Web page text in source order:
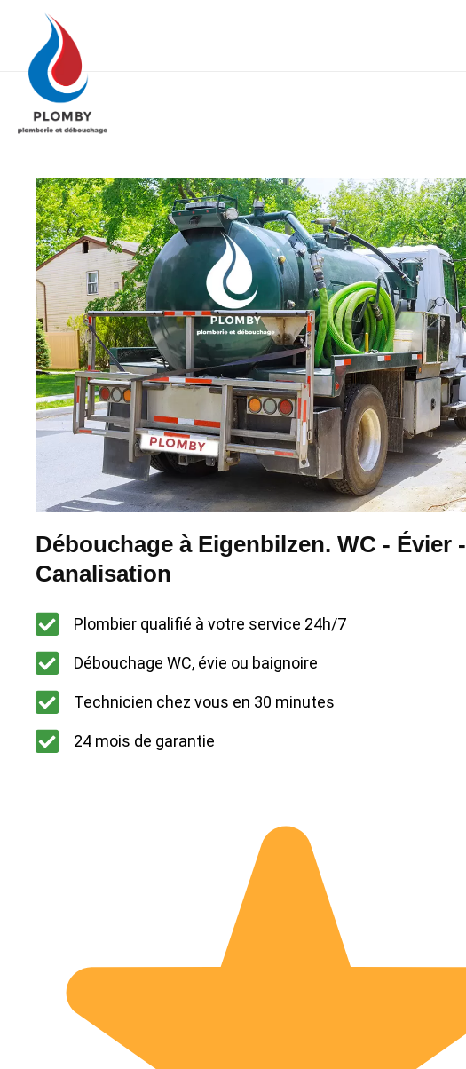
Débouchage à Eigenbilzen. WC - Évier -
Canalisation
Plombier qualifié à votre service 24h/7
Débouchage WC, évie ou baignoire
Technicien chez vous en 30 minutes
24 mois de garantie